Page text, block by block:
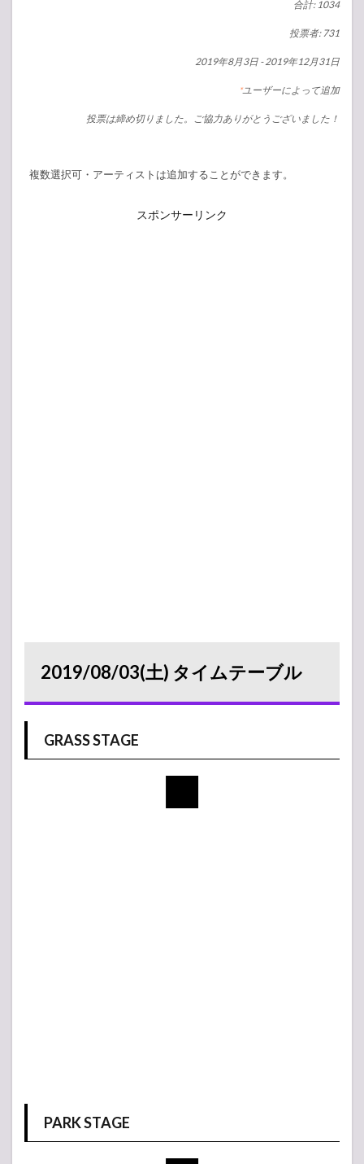
合計: 1034
投票者: 731
2019年8月3日 -2019年12月31日
*ユーザーによって追加
投票は締め切りました。ご協力ありがとうございました！
複数選択可・アーティストは追加することができます。
スポンサーリンク
2019/08/03(土) タイムテーブル
GRASS STAGE
PARK STAGE